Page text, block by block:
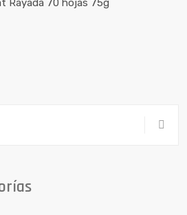
Rayada 70 hojas 75g